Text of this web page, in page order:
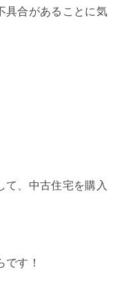
具合があることに気
て、中古住宅を購入
す！